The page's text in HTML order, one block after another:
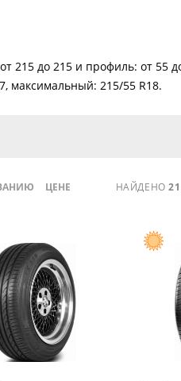
215 до 215 и профиль: от 55
максимальный: 215/55 R18.
ЦЕНЕ НАЙДЕНО